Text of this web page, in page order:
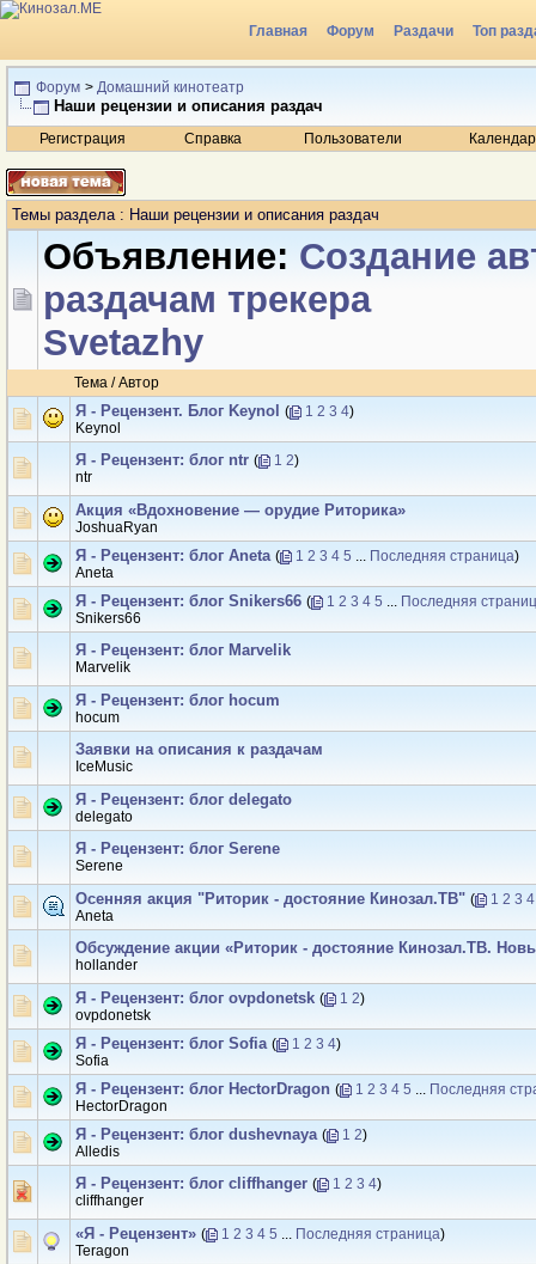
Главная Форум Раздачи Топ
Радио
Форум > Домашний кинотеатр
Наши рецензии и описания раздач
Регистрация Справка Пользователи
Темы раздела: Наши рецензии и описания раздач
Объявление: Создание
раздачам трекера
Svetazhy
Тема /Автор
Я - Рецензент. Блог Keynol ( 1 2 3 4)
Keynol
Я - Рецензент: блог ntr ( 1 2)
ntr
Акция «Вдохновение — орудие Риторика»
JoshuaRyan
Я - Рецензент: блог Аneta ( 1 2 3 4 5 ... Последняя страница)
Аneta
Я - Рецензент: блог Snikers66 ( 1 2 3 4 5 ... Последняя
Snikers66
Я - Рецензент: блог Marvelik
Marvelik
Я - Рецензент: блог hocum
hocum
Заявки на описания к раздачам
IceMusic
Я - Рецензент: блог delegato
delegato
Я - Рецензент: блог Serene
Serene
Осенняя акция "Риторик - достояние Кинозал.ТВ" ( 1 2 3 4
Аneta
Обсуждение акции «Риторик - достояние Кинозал.ТВ.
hollander
Я - Рецензент: блог ovpdonetsk ( 1 2)
ovpdonetsk
Я - Рецензент: блог Sofiа ( 1 2 3 4)
Sofiа
Я - Рецензент: блог HectorDragon ( 1 2 3 4 5 ... Последняя
HectorDragon
Я - Рецензент: блог dushevnaya ( 1 2)
Alledis
Я - Рецензент: блог cliffhanger ( 1 2 3 4)
cliffhanger
«Я - Рецензент» ( 1 2 3 4 5 ... Последняя страница)
Teragon